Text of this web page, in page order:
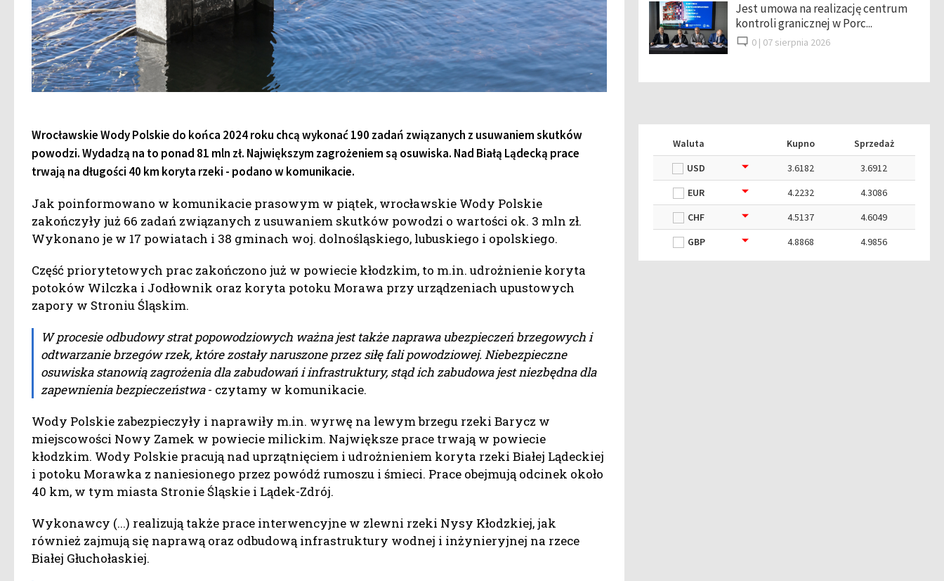
Wrocławskie Wody Polskie do końca 2024 roku chcą wykonać 190 zadań związanych z usuwaniem skutków
powodzi. Wydadzą na to ponad 81 mln zł. Największym zagrożeniem są osuwiska. Nad Białą Lądecką prace
trwają na długości 40 km koryta rzeki - podano w komunikacie.
Jak poinformowano w komunikacie prasowym w piątek, wrocławskie Wody Polskie
zakończyły już 66 zadań związanych z usuwaniem skutków powodzi o wartości ok. 3 mln zł.
Wykonano je w 17 powiatach i 38 gminach woj. dolnośląskiego, lubuskiego i opolskiego.
Część priorytetowych prac zakończono już w powiecie kłodzkim, to m.in. udrożnienie koryta
potoków Wilczka i Jodłownik oraz koryta potoku Morawa przy urządzeniach upustowych
zapory w Stroniu Śląskim.
W procesie odbudowy strat popowodziowych ważna jest także naprawa ubezpieczeń brzegowych i
odtwarzanie brzegów rzek, które zostały naruszone przez siłę fali powodziowej. Niebezpieczne
osuwiska stanowią zagrożenia dla zabudowań i infrastruktury, stąd ich zabudowa jest niezbędna dla
zapewnienia bezpieczeństwa- czytamy w komunikacie.
Wody Polskie zabezpieczyły i naprawiły m.in. wyrwę na lewym brzegu rzeki Barycz w
miejscowości Nowy Zamek w powiecie milickim. Największe prace trwają w powiecie
kłodzkim. Wody Polskie pracują nad uprzątnięciem i udrożnieniem koryta rzeki Białej Lądeckiej
i potoku Morawka z naniesionego przez powódź rumoszu i śmieci. Prace obejmują odcinek około
40 km, w tym miasta Stronie Śląskie i Lądek-Zdrój.
Wykonawcy (...) realizują także prace interwencyjne w zlewni rzeki Nysy Kłodzkiej, jak
również zajmują się naprawą oraz odbudową infrastruktury wodnej i inżynieryjnej na rzece
Białej Głuchołaskiej.
Jest umowa na realizację centrum
kontroli granicznej w Porc...
0 | 07 sierpnia 2026
Waluta Kupno
Sprzedaż
USD
3.6182
3.6912
EUR
4.2232
4.3086
CHF
4.5137
4.6049
GBP
4.8868 4.9856